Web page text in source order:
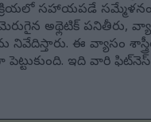
సహాయపడే
అథ్లెటిక్
ఈ వ్యాసం
ఇది వారి